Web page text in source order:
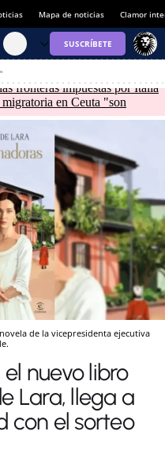
Mapa de noticias Clamor
fronteras impuestas por Italia
en Ceuta "son
de la vicepresidenta ejecutiva
nuevo libro
Lara, llega a
con el sorteo